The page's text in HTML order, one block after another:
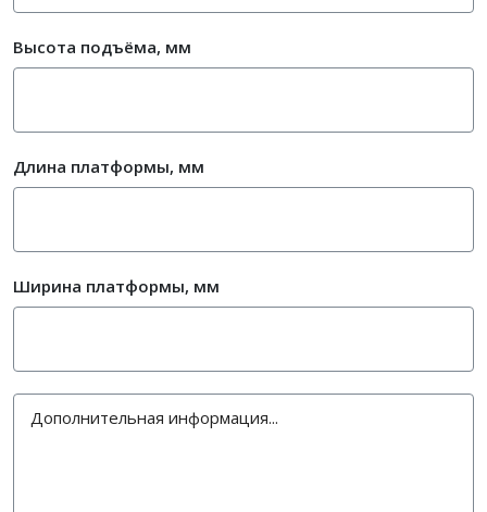
Высота подъёма, мм
Длина платформы, мм
Ширина платформы, мм